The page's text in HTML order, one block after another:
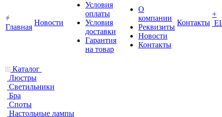
Главная
Новости
Условия
оплаты
Условия
доставки
Гарантия
на товар
О
компании
Реквизиты
Новости
Контакты
Контакты
+
Каталог
Люстры
Светильники
Бра
Споты
Настольные лампы